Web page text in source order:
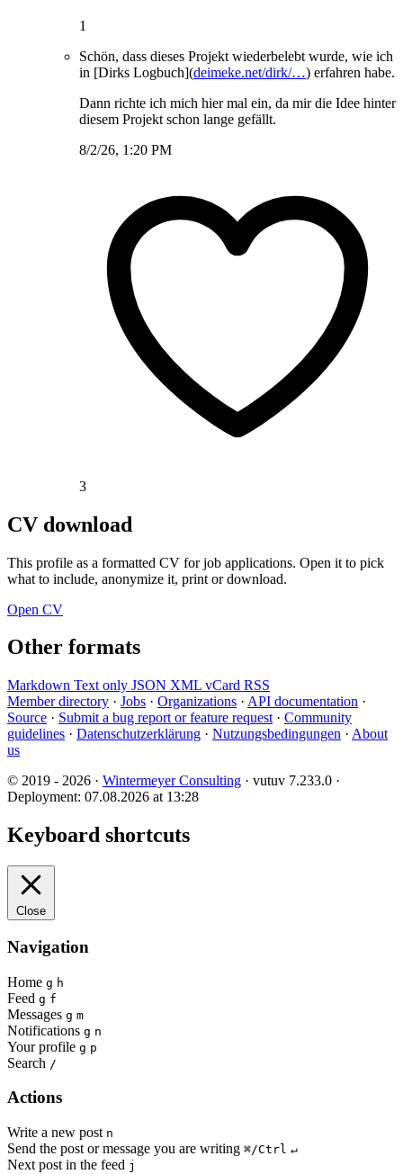
1
Schön, dass dieses Projekt wiederbelebt wurde, wie ich
in [Dirks Logbuch](deimeke.net/dirk/…) erfahren habe.
Dann richte ich mich hier mal ein, da mir die Idee hinter
diesem Projekt schon lange gefällt.
8/2/26, 1:20 PM
3
CV download
This profile as a formatted CV for job applications. Open it to pick
what to include, anonymize it, print or download.
Open CV
Other formats
Markdown Text only JSON XML vCard RSS
Member directory · Jobs · Organizations · API documentation ·
Source · Submit a bug report or feature request · Community
guidelines · Datenschutzerklärung · Nutzungsbedingungen · About
us
© 2019 - 2026 · Wintermeyer Consulting · vutuv 7.233.0 ·
Deployment: 07.08.2026 at 13:28
Keyboard shortcuts
Close
Navigation
Home g h
Feed g f
Messages g m
Notifications g n
Your profile g p
Search /
Actions
Write a new post n
Send the post or message you are writing ⌘/Ctrl ↵
Next post in the feed j